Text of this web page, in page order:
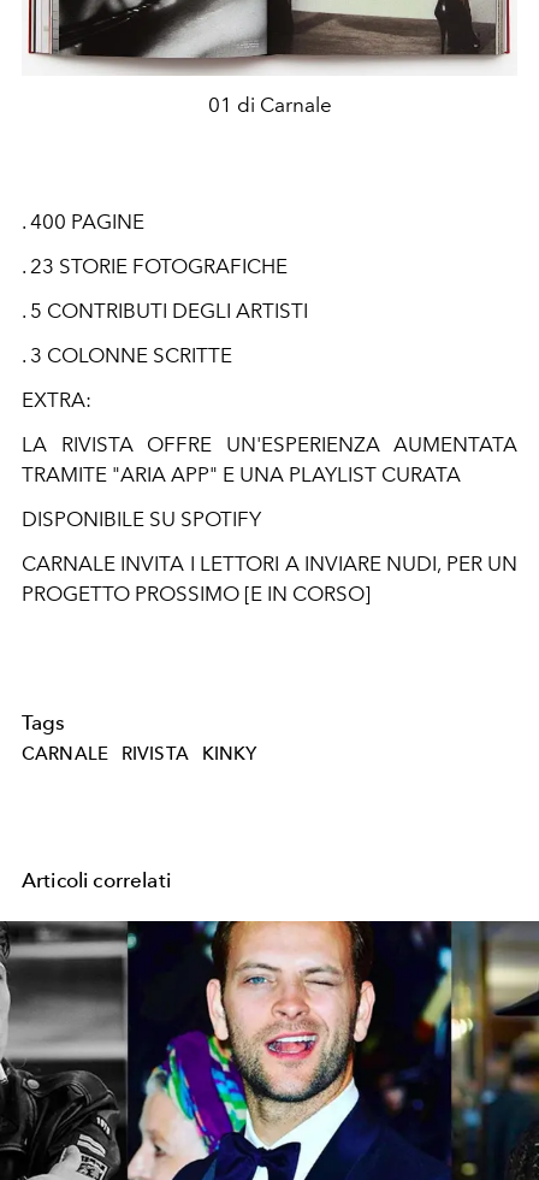
01 di Carnale
. 400 PAGINE
. 23 STORIE FOTOGRAFICHE
. 5 CONTRIBUTI DEGLI ARTISTI
. 3 COLONNE SCRITTE
EXTRA:
LA RIVISTA OFFRE UN'ESPERIENZA AUMENTATA
TRAMITE "ARIA APP" E UNA PLAYLIST CURATA
DISPONIBILE SU SPOTIFY
CARNALE INVITA I LETTORI A INVIARE NUDI, PER UN
PROGETTO PROSSIMO [E IN CORSO]
Tags
CARNALE RIVISTA KINKY
Articoli correlati